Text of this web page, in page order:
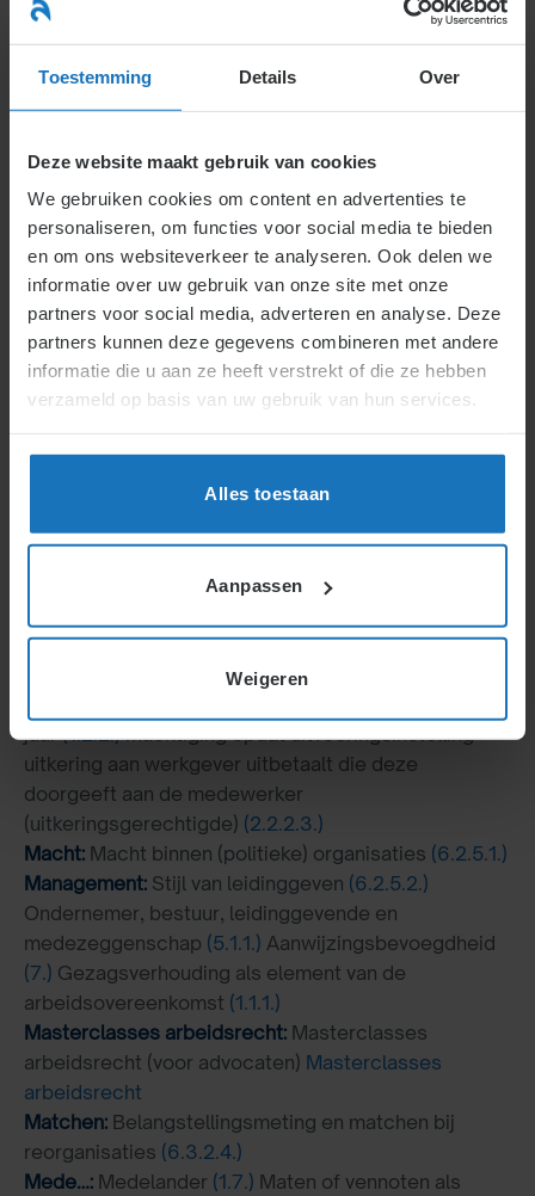
Toestemming Details Over
Deze website maakt gebruik van cookies
We gebruiken cookies om content en advertenties te
personaliseren, om functies voor social media te bieden
en om ons websiteverkeer te analyseren. Ook delen we
informatie over uw gebruik van onze site met onze
partners voor social media, adverteren en analyse. Deze
partners kunnen deze gegevens combineren met andere
informatie die u aan ze heeft verstrekt of die ze hebben
verzameld op basis van uw gebruik van hun services.
Alles toestaan
Aanpassen
Weigeren
naar
inhoud
Trefwoorden M
Maten als werkgever(1.8.1.)
Maatstaven:
Loonkosten en budgetteren
Investeringen en arbeidsomstandigheden
Machtiging:Uitbetalen van loon aan derde(4.1.9.)
Machtiging van ouder tot aangaan
jaar(1.2.2.)Machtiging opdat uitvoeringsinstelling
uitkering aan werkgever uitbetaalt die deze
doorgeeft aan de medewerker
(uitkeringsgerechtigde) (2.2.2.3.)
Macht: Macht binnen (politieke) organisaties (6.2.5.1.)
Management: Stijl van leidinggeven (6.2.5.2.)
Ondernemer, bestuur, leidinggevende en
medezeggenschap (5.1.1.) Aanwijzingsbevoegdheid
(7.) Gezagsverhouding als element van de
arbeidsovereenkomst (1.1.1.)
Masterclasses arbeidsrecht: Masterclasses
arbeidsrecht (voor advocaten) Masterclasses
arbeidsrecht
Matchen: Belangstellingsmeting en matchen bij
reorganisaties (6.3.2.4.)
Mede…: Medelander (1.7.) Maten of vennoten als